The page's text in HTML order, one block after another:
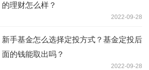
的理财怎么样？
2022-09-28
新手基金怎么选择定投方式？基金定投后
面的钱能取出吗？
2022-09-28